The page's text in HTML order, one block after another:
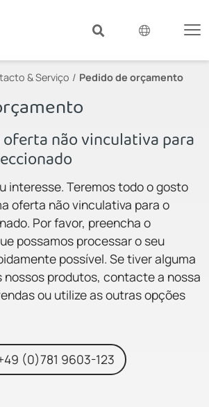
& Serviço Pedido de orçamento
não vinculativa para
interesse. Teremos todo o gosto
oferta não vinculativa para o
Por favor, preencha o
possamos processar o seu
possível. Se tiver alguma
nossos produtos, contacte a nossa
ou utilize as outras opções
(0)781 9603-123